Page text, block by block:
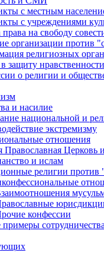
с местным
с учреждениями
на свободу
организации против
религиозных
защиту нравственности
о религии и
и насилие
национальной и
экстремизму
отношения
Православная Церковь
и ислам
религии против
конфессии
примеры